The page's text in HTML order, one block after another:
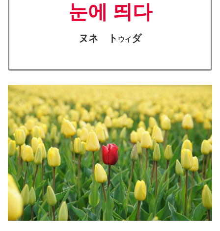
눈에 띄다
ヌネ ト ウイ ダ